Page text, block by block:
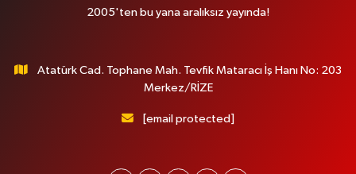
2005'ten bu yana aralıksız yayında!
Atatürk Cad. Tophane Mah. Tevfik Mataracı İş Hanı No: 203
Merkez/RİZE
[email protected]